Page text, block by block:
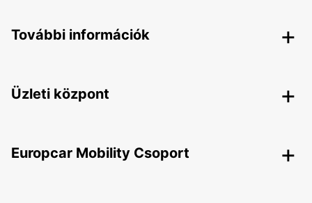
További információk
Üzleti központ
Europcar Mobility Csoport